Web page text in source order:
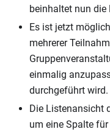
beinhaltet nun die
Es ist jetzt
mehrerer
einmalig
durchgeführt wird.
Die Listenansicht
um eine Spalte